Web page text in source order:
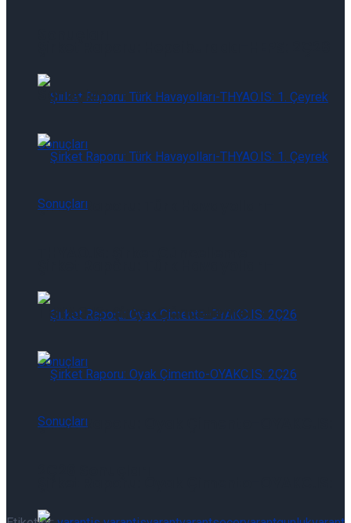
Şirket Raporu: Türk Havayolları-
Şirket Raporu: Oyak Çimento-OYAKC.IS:
Sonuçları
THYAO.IS: Şirket Güncelleme